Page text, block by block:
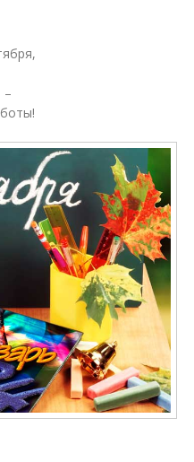
–